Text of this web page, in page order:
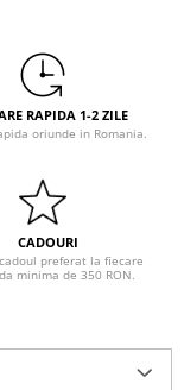
RAPIDA 1-2 ZILE
oriunde in Romania.
CADOURI
preferat la fiecare
minima de 350 RON.